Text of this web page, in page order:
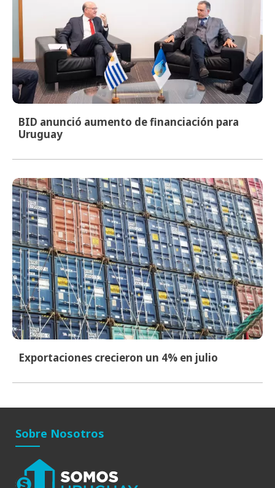
BID anunció aumento de financiación para
Uruguay
Exportaciones crecieron un 4% en julio
Sobre Nosotros